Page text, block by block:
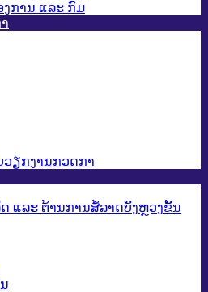
ການ ແລະ ກົມ
ຽກງານກວດກາ
ແລະ ຕ້ານການສໍ້ລາດບັງຫຼວງຂັ້ນ